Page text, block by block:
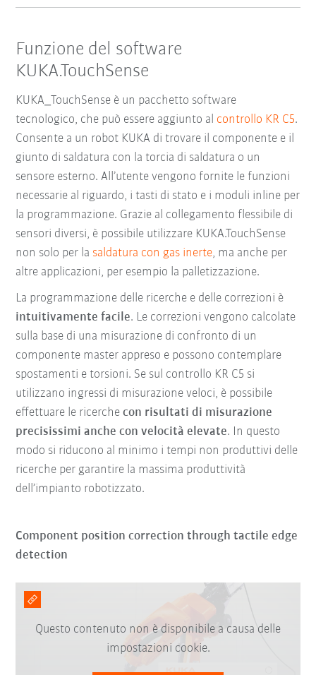
Funzione del software
KUKA.TouchSense
KUKA_TouchSense è un pacchetto software
tecnologico, che può essere aggiunto al controllo KR C5.
Consente a un robot KUKA di trovare il componente e il
giunto di saldatura con la torcia di saldatura o un
sensore esterno. All’utente vengono fornite le funzioni
necessarie al riguardo, i tasti di stato e i moduli inline per
la programmazione. Grazie al collegamento flessibile di
sensori diversi, è possibile utilizzare KUKA.TouchSense
non solo per la saldatura con gas inerte, ma anche per
altre applicazioni, per esempio la palletizzazione.
La programmazione delle ricerche e delle correzioni è
intuitivamente facile. Le correzioni vengono calcolate
sulla base di una misurazione di confronto di un
componente master appreso e possono contemplare
spostamenti e torsioni. Se sul controllo KR C5 si
utilizzano ingressi di misurazione veloci, è possibile
effettuare le ricerchecon risultati di misurazione
precisissimi anche convelocità elevate. In questo
modo si riducono al minimo i tempi non produttivi delle
ricerche per garantire la massima produttività
dell’impianto robotizzato.
Component position correction through tactile edge
detection
Questo contenuto non è disponibile a causa delle
impostazioni cookie.